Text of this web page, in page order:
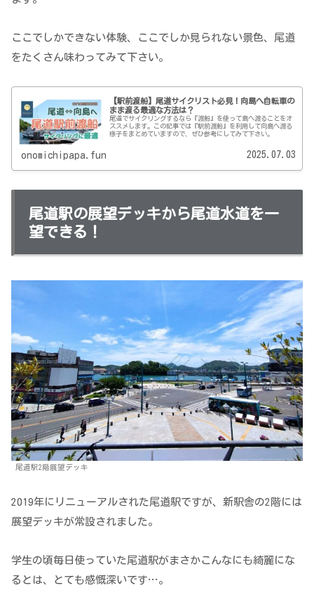
ここでしかできない体験、ここでしか見られない景色、尾道
をたくさん味わってみて下さい。
【駅前渡船】尾道サイクリスト必見！向島へ自転車の
まま渡る最適な方法は？
尾道でサイクリングするなら『渡船』を使って島へ渡ることをオ
ススメします。この記事では『駅前渡船』を利用して向島へ渡る
様子をまとめていますので、ぜひ参考にしてみて下さい。
onomichipapa.fun 2025.07.03
尾道駅の展望デッキから尾道水道を一
望できる！
尾道駅2階展望デッキ
2019年にリニューアルされた尾道駅ですが、新駅舎の2階には
展望デッキが常設されました。
学生の頃毎日使っていた尾道駅がまさかこんなにも綺麗にな
るとは、とても感慨深いです…。